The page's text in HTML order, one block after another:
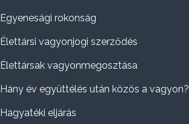
Egyenesági rokonság
Élettársi vagyonjogi szerződés
Élettársak vagyonmegosztása
Hány év együttélés után közös a vagyon?
Hagyatéki eljárás